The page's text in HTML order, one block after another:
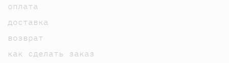
оплата
доставка
возврат
как сделать заказ